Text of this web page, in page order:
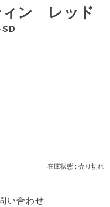
ン レッド
在庫状態 : 売り切れ
い合わせ